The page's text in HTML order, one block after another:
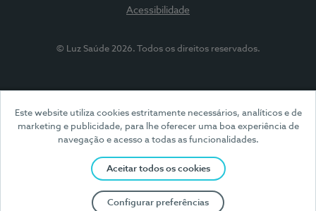
Este website utiliza cookies estritamente necessários, analíticos e de
marketing e publicidade, para lhe oferecer uma boa experiência de
navegação e acesso a todas as funcionalidades.
Aceitar todos os cookies
Configurar preferências
Acessibilidade
© Luz Saúde 2026. Todos os direitos reservados.